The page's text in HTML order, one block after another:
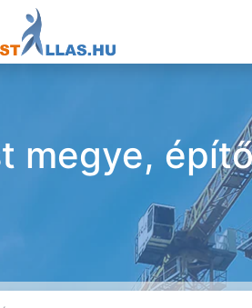
megye,